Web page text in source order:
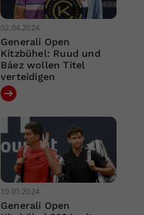
02.04.2024
Generali Open
Kitzbühel: Ruud und
Báez wollen Titel
verteidigen
10.01.2024
Generali Open